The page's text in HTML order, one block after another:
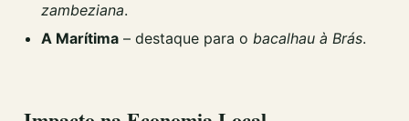
zambeziana.
A Marítima – destaque para obacalhau à Brás.